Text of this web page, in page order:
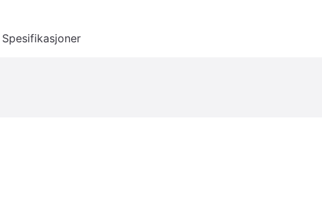
Spesifikasjoner